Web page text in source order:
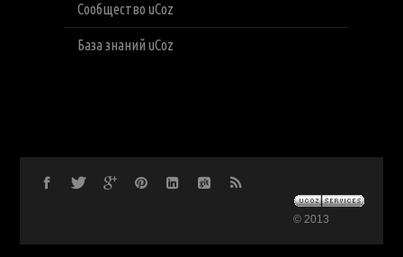
Сообщество uCoz
База знаний uCoz
© 2013